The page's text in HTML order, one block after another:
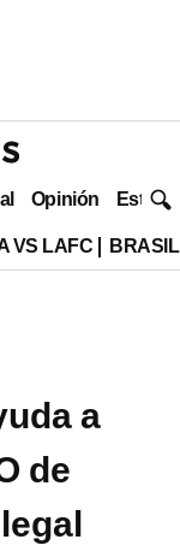
Opinión Estilo
VS LAFC
a
de